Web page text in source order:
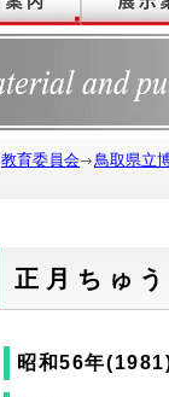
教育委員会 鳥取県立
正月ちゅ
昭和56年